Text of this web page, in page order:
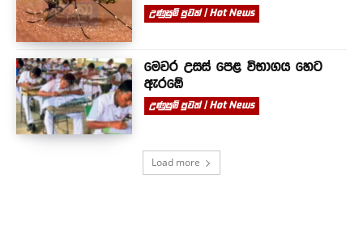
උණුසුම් පුවත් | Hot News
මෙවර උසස් පෙළ විභාගය හෙට
ඇරඹේ
උණුසුම් පුවත් | Hot News
Load more